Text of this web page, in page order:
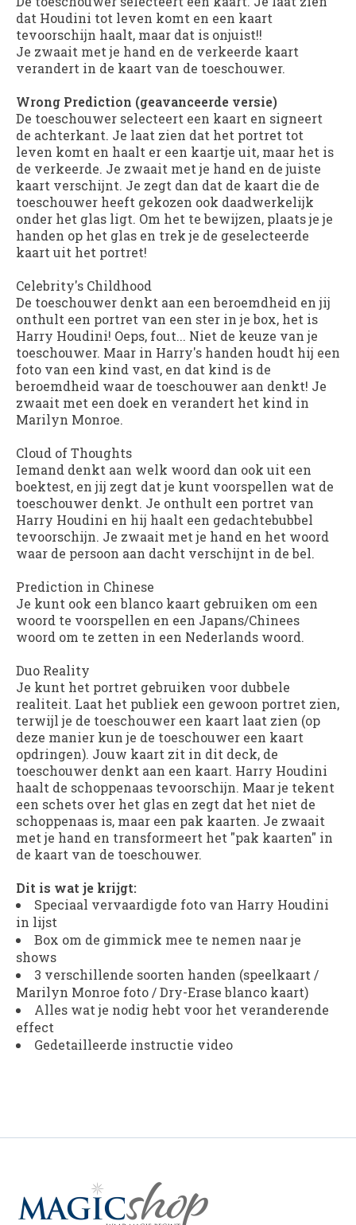
dat Houdini tot leven komt en een kaart
tevoorschijn haalt, maar dat is onjuist!!
Je zwaait met je hand en de verkeerde kaart
verandert in de kaart van de toeschouwer.
Wrong Prediction (geavanceerde versie)
De toeschouwer selecteert een kaart en signeert
de achterkant. Je laat zien dat het portret tot
leven komt en haalt er een kaartje uit, maar het is
de verkeerde. Je zwaait met je hand en de juiste
kaart verschijnt. Je zegt dan dat de kaart die de
toeschouwer heeft gekozen ook daadwerkelijk
onder het glas ligt. Om het te bewijzen, plaats je je
handen op het glas en trek je de geselecteerde
kaart uit het portret!
Celebrity's Childhood
De toeschouwer denkt aan een beroemdheid en jij
onthult een portret van een ster in je box, het is
Harry Houdini! Oeps, fout... Niet de keuze van je
toeschouwer. Maar in Harry's handen houdt hij een
foto van een kind vast, en dat kind is de
beroemdheid waar de toeschouwer aan denkt! Je
zwaait met een doek en verandert het kind in
Marilyn Monroe.
Cloud of Thoughts
Iemand denkt aan welk woord dan ook uit een
boektest, en jij zegt dat je kunt voorspellen wat de
toeschouwer denkt. Je onthult een portret van
Harry Houdini en hij haalt een gedachtebubbel
tevoorschijn. Je zwaait met je hand en het woord
waar de persoon aan dacht verschijnt in de bel.
Prediction in Chinese
Je kunt ook een blanco kaart gebruiken om een ​​
woord te voorspellen en een Japans/Chinees
woord om te zetten in een Nederlands woord.
Duo Reality
Je kunt het portret gebruiken voor dubbele
realiteit. Laat het publiek een gewoon portret zien,
terwijl je de toeschouwer een kaart laat zien (op
deze manier kun je de toeschouwer een kaart
opdringen). Jouw kaart zit in dit deck, de
toeschouwer denkt aan een kaart. Harry Houdini
haalt de schoppenaas tevoorschijn. Maar je tekent
een schets over het glas en zegt dat het niet de
schoppenaas is, maar een pak kaarten. Je zwaait
met je hand en transformeert het "pak kaarten" in
de kaart van de toeschouwer.
Dit is wat je krijgt:
Speciaal vervaardigde foto van Harry Houdini
in lijst
Box om de gimmick mee te nemen naar je
shows
3 verschillende soorten handen (speelkaart /
Marilyn Monroe foto / Dry-Erase blanco kaart)
Alles wat je nodig hebt voor het veranderende
effect
Gedetailleerde instructie video